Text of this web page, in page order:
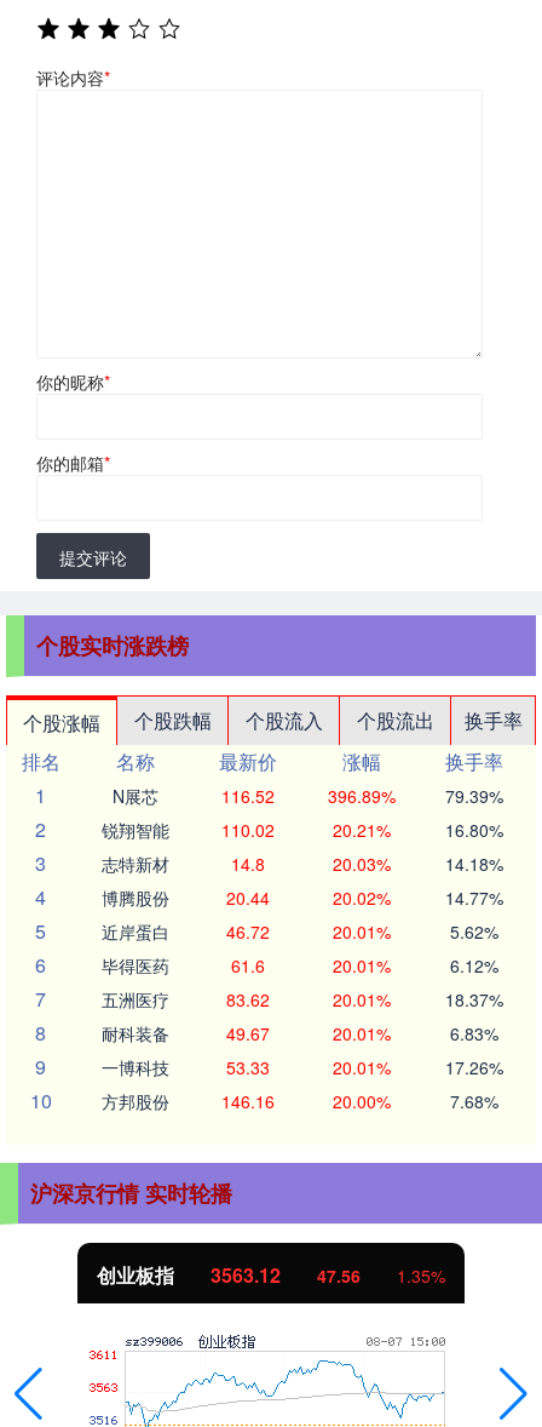
评论内容*
你的昵称*
你的邮箱*
提交评论
个股实时涨跌榜
个股涨幅 个股跌幅 个股流入 个股流出
换手率
排名
名称 最新价 涨幅
换手率
1
N展芯 116.52 396.89% 79.39%
2 锐翔智能 110.02 20.21% 16.80%
3 志特新材 14.8 20.03% 14.18%
4 博腾股份 20.44 20.02% 14.77%
5 近岸蛋白 46.72 20.01% 5.62%
6 毕得医药 61.6 20.01% 6.12%
7 五洲医疗 83.62 20.01% 18.37%
8 耐科装备 49.67 20.01% 6.83%
9 一博科技 53.33 20.01% 17.26%
10 方邦股份 146.16 20.00% 7.68%
沪深京行情 实时轮播
创业板指 3563.12 47.56 1.35%